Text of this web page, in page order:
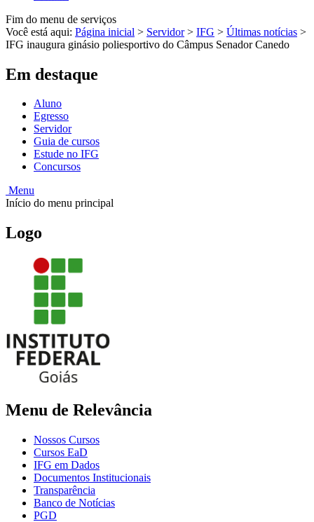
Fim do menu de serviços
Você está aqui: Página inicial > Servidor > IFG > Últimas notícias >
IFG inaugura ginásio poliesportivo do Câmpus Senador Canedo
Em destaque
Aluno
Egresso
Servidor
Guia de cursos
Estude no IFG
Concursos
Menu
Início do menu principal
Logo
Menu de Relevância
Nossos Cursos
Cursos EaD
IFG em Dados
Documentos Institucionais
Transparência
Banco de Notícias
PGD